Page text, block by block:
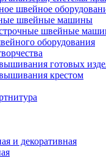
швейное
швейные машины
швейные
оборудования
готовых
крестом
и декоративная